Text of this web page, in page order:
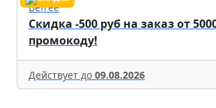
Befree
Скидка -500 руб на заказ от
промокоду!
Действует до 09.08.2026